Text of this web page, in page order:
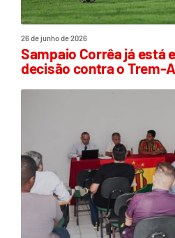
26 de junho de 2026
Sampaio Corrêa já está
decisão contra o Trem-